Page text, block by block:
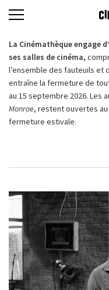
La Cinémathèque engage
ses salles de cinéma,
l’ensemble des fauteuils et
entraîne la fermeture de
au 15 septembre 2026. Les
Monroe, restent ouvertes
fermeture estivale.